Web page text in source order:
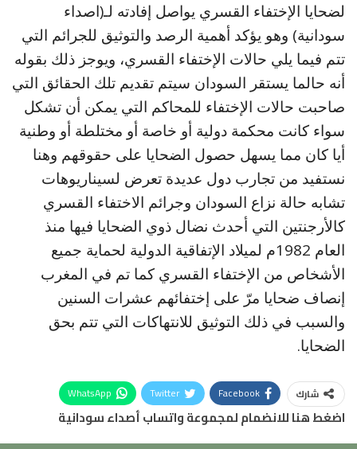
لضحايا الإختفاء القسري يواصل إفادته لـ(اصداء
سودانية) وهو يؤكد أهمية الرصد والتوثيق للجرائم التي
تتم فيما يلي حالات الإختفاء القسري، ويوجز ذلك بقوله
أنه حالما يستقر السودان سيتم تقديم تلك الحقائق التي
صاحبت حالات الإختفاء للمحاكم التي يمكن أن تشكل
سواء كانت محكمة دولية أو خاصة أو مختلطة أو وطنية
أيا كان مما يسهل حصول الضحايا على حقوقهم وهنا
نستفيد من تجارب دول عديدة تعرض لسيناريوهات
تشابه حالة نزاع السودان وجرائم الاختفاء القسري
كالأرجنتين التي أحدث نضال ذوي الضحايا فيها منذ
العام 1982م لميلاد الإتفاقية الدولية لحماية جميع
الأشخاص من الإختفاء القسري كما تم في المغرب
إنصاف ضحايا مرّ على إختفائهم عشرات السنين
والسبب في ذلك التوثيق للانتهاكات التي تتم بحق
الضحايا.
شارك Facebook
Twitter
WhatsApp
اضغط هنا للانضمام لمجموعة واتساب أصداء سودانية